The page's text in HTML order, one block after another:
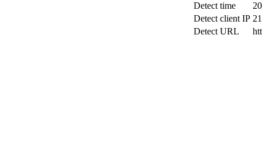
Detect time
Detect client IP
Detect URL